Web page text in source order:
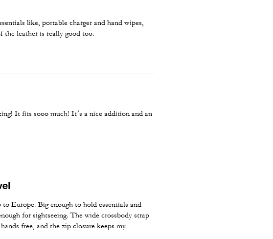
like, portable charger and hand wipes,
the leather is really good too.
It fits sooo much! It’s a nice addition and an
Europe. Big enough to hold essentials and
for sightseeing. The wide crossbody strap
free, and the zip closure keeps my
at Montgomery Mall Bethesda was also very